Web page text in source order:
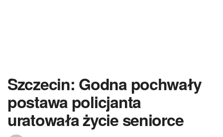
Szczecin: Godna pochwały
postawa policjanta
uratowała życie seniorce